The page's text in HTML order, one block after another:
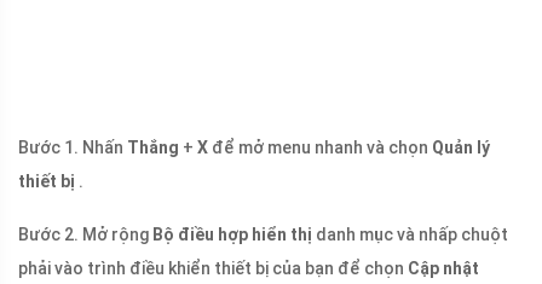
Bước 1. Nhấn Thắng + X để mở menu nhanh và chọn Quản lý
thiết bị .
Bước 2. Mở rộng Bộ điều hợp hiển thị danh mục và nhấp chuột
phải vào trình điều khiển thiết bị của bạn để chọn Cập nhật